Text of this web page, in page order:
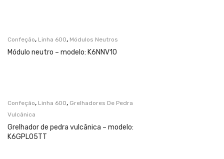
Confeção, Linha 600, Módulos Neutros
Módulo neutro – modelo: K6NNV10
Confeção, Linha 600, Grelhadores De Pedra
Vulcânica
Grelhador de pedra vulcânica – modelo:
K6GPL05TT